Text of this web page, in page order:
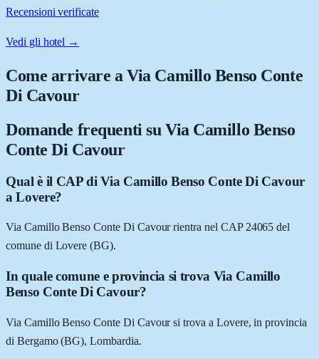
Recensioni verificate
Vedi gli hotel →
Come arrivare aVia Camillo Benso Conte
Di Cavour
Domande frequenti su Via Camillo Benso
Conte Di Cavour
Qual è il CAP di Via Camillo Benso Conte Di Cavour
a Lovere?
Via Camillo Benso Conte Di Cavour rientra nel CAP 24065 del
comune di Lovere (BG).
In quale comune e provincia si trova Via Camillo
Benso Conte Di Cavour?
Via Camillo Benso Conte Di Cavour si trova a Lovere, in provincia
di Bergamo (BG), Lombardia.